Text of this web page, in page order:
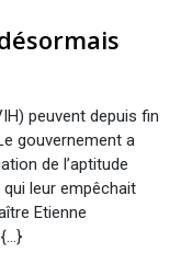
peuvent depuis fin
gouvernement a
de l’aptitude
leur empêchait
Etienne